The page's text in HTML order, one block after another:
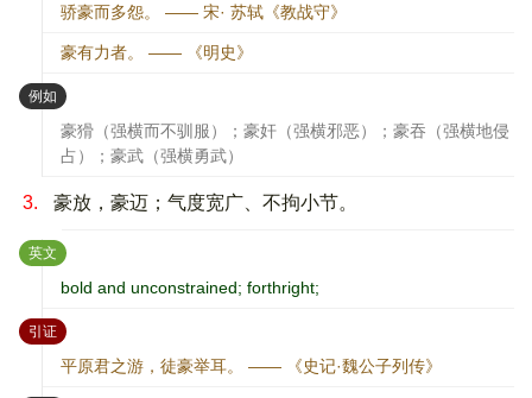
骄豪而多怨。 —— 宋· 苏轼《教战守》
豪有力者。 —— 《明史》
例如 ：
豪猾（强横而不驯服）；豪奸（强横邪恶）；豪吞（强横地侵
占）；豪武（强横勇武）
3. 豪放，豪迈；气度宽广、不拘小节。
英文 ：
bold and unconstrained; forthright;
引证：
平原君之游，徒豪举耳。 —— 《史记·魏公子列传》